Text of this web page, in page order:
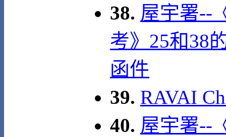
38. 屋宇署--
考》25和38
函件
39. RAVAI
40. 屋宇署--